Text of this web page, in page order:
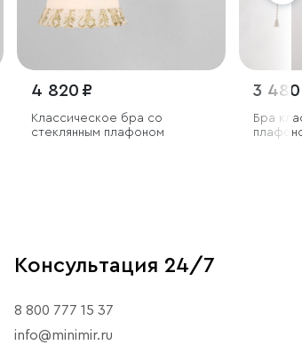
4 820 ₽
Классическое бра со
стеклянным плафоном
3 480
Бра
Консультация 24/7
8 800 777 15 37
info@minimir.ru